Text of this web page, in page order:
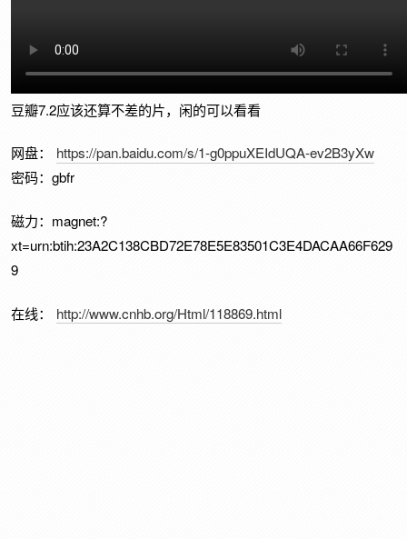
豆瓣7.2应该还算不差的片，闲的可以看看
网盘：
https://pan.baidu.com/s/1-g0ppuXEIdUQA-ev2B3yXw
密码：gbfr
磁力：magnet:?
xt=urn:btih:23A2C138CBD72E78E5E83501C3E4DACAA66F629
9
在线： http://www.cnhb.org/Html/118869.html